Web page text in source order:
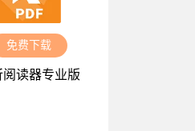
阅读器专业版
免费下载